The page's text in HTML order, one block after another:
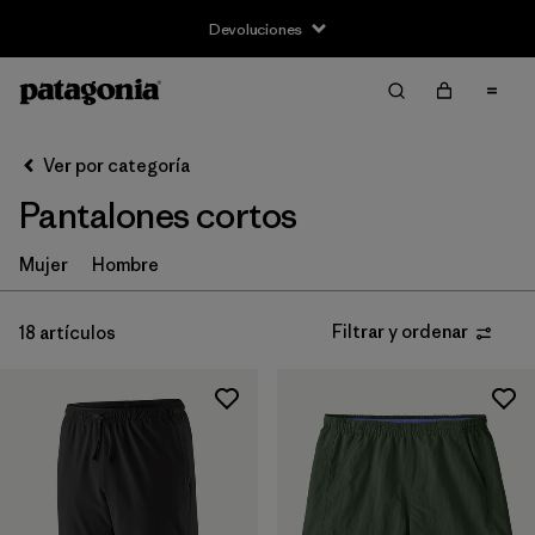
Devoluciones
Filtrar por
Size
S (10)
M (10)
XL
Ver por categoría
Pantalones cortos
Mujer Hombre
18 artículos Filtrar y ordenar